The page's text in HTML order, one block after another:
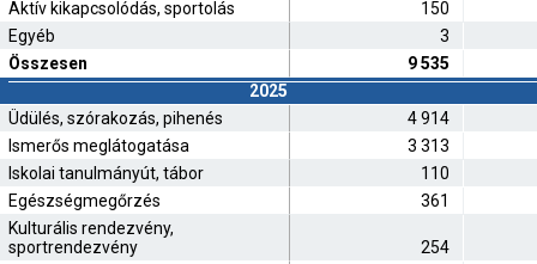
Aktív kikapcsolódás, sportolás
150
Egyéb
3
Összesen
9 535
2025
Üdülés, szórakozás, pihenés
4 914
Ismerős meglátogatása
3 313
Iskolai tanulmányút, tábor
110
Egészségmegőrzés
361
Kulturális rendezvény,
sportrendezvény
254